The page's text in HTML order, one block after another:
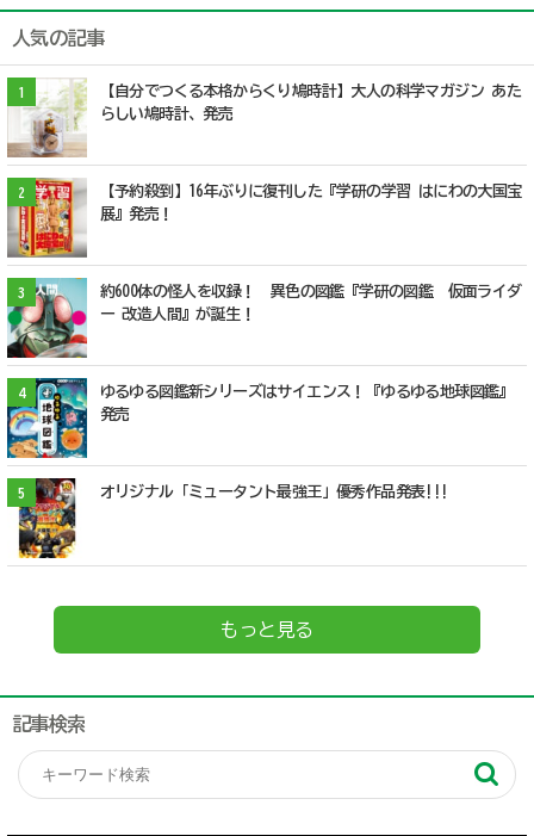
人気の記事
1
【自分でつくる本格からくり鳩時計】大人の科学マガジン あた
らしい鳩時計、発売
2
【予約殺到】16年ぶりに復刊した『学研の学習 はにわの大国宝
展』発売！
3
約600体の怪人を収録！ 異色の図鑑『学研の図鑑 仮面ライダ
ー 改造人間』が誕生！
4
ゆるゆる図鑑新シリーズはサイエンス！『ゆるゆる地球図鑑』
発売
5 オリジナル「ミュータント最強王」優秀作品発表!!!
もっと見る
記事検索